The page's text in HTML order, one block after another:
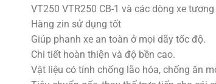
VT250 VTR250 CB-1 và các dòng xe
Hàng zin sử dụng tốt
Giúp phanh xe an toàn ở mọi dãy tốc độ.
Chi tiết hoàn thiện và độ bền cao.
Vật liệu có tính chống lão hóa, chống ăn